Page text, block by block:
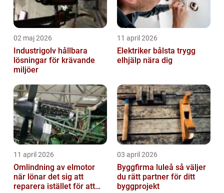
02 maj 2026
Industrigolv hållbara
lösningar för krävande
miljöer
11 april 2026
Elektriker bålsta trygg
elhjälp nära dig
11 april 2026
Omlindning av elmotor
när lönar det sig att
reparera istället för att
03 april 2026
Byggfirma luleå så väljer
du rätt partner för ditt
byggprojekt